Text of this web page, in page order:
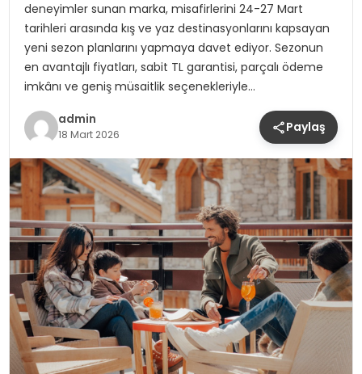
deneyimler sunan marka, misafirlerini 24-27 Mart
tarihleri arasında kış ve yaz destinasyonlarını kapsayan
yeni sezon planlarını yapmaya davet ediyor. Sezonun
en avantajlı fiyatları, sabit TL garantisi, parçalı ödeme
imkânı ve geniş müsaitlik seçenekleriyle…
admin
18 Mart 2026 Paylaş